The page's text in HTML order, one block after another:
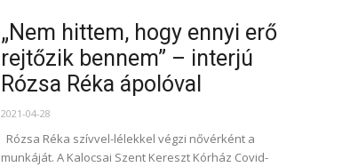
„Nem hittem, hogy ennyi erő
rejtőzik bennem” – interjú
Rózsa Réka ápolóval
2021-04-28
Rózsa Réka szívvel-lélekkel végzi nővérként a
munkáját. A Kalocsai Szent Kereszt Kórház Covid-